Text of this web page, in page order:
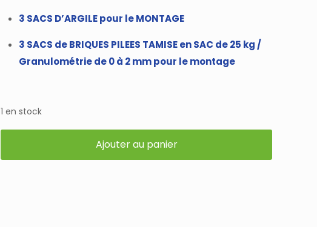
3 SACS D’ARGILE pour le MONTAGE
3 SACS de BRIQUES PILEES TAMISE en SAC de 25 kg /
Granulométrie de 0 à 2 mm pour le montage
1 en stock
Ajouter au panier